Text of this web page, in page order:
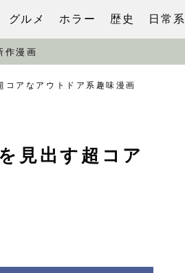
グルメ ホラー 歴史 日常系
作漫画
コアなアウトドア系趣味漫画
見出す超コア